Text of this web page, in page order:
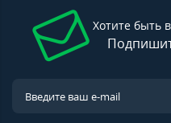
Хотите быть